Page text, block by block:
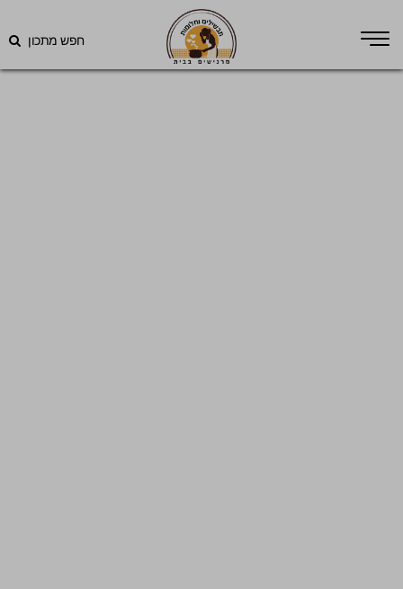
חפש מתכון